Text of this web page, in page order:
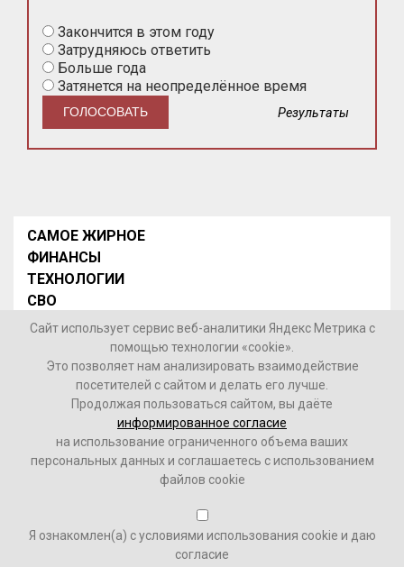
Закончится в этом году
Затрудняюсь ответить
Больше года
Затянется на неопределённое время
Результаты
САМОЕ ЖИРНОЕ
ФИНАНСЫ
ТЕХНОЛОГИИ
СВО
НОВОСТИ В МИРЕ
НОВОСТИ РОССИИ
Контакты
© 2026 Интернет-газета «МедиаЖир» -Согласие
пользователя на обработку данных
16+
Зарегистрировано Федеральной службой по надзору в
сфере связи, информационных технологий и массовых
коммуникаций (Роскомнадзор). Реестровый номер ФС
Сайт использует сервис веб-аналитики Яндекс Метрика с
помощью технологии «cookie».
Это позволяет нам анализировать взаимодействие
посетителей с сайтом и делать его лучше.
Продолжая пользоваться сайтом, вы даёте
информированное согласие
на использование ограниченного объема ваших
персональных данных и соглашаетесь с использованием
файлов cookie
Я ознакомлен(а) с условиями использования cookie и даю
согласие